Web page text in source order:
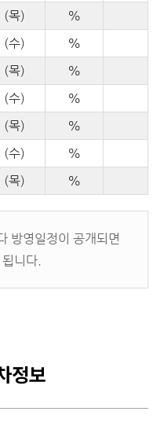
(목)
%
(수)
%
(목)
%
(수)
%
(목)
%
(수)
%
(목) %
방영일정이 공개되면
니다.
정보